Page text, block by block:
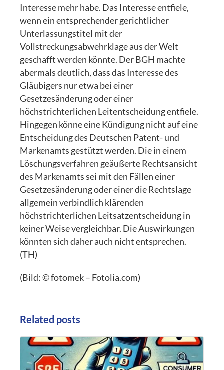
Interesse mehr habe. Das Interesse entfiele,
wenn ein entsprechender gerichtlicher
Unterlassungstitel mit der
Vollstreckungsabwehrklage aus der Welt
geschafft werden könnte. Der BGH machte
abermals deutlich, dass das Interesse des
Gläubigers nur etwa bei einer
Gesetzesänderung oder einer
höchstrichterlichen Leitentscheidung entfiele.
Hingegen könne eine Kündigung nicht auf eine
Entscheidung des Deutschen Patent- und
Markenamts gestützt werden. Die in einem
Löschungsverfahren geäußerte Rechtsansicht
des Markenamts sei mit den Fällen einer
Gesetzesänderung oder einer die Rechtslage
allgemein verbindlich klärenden
höchstrichterlichen Leitsatzentscheidung in
keiner Weise vergleichbar. Die Auswirkungen
könnten sich daher auch nicht entsprechen.
(TH)
(Bild: © fotomek – Fotolia.com)
Related posts